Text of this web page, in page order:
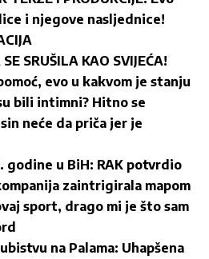
i njegove nasljednice!
SRUŠILA KAO SVIJEĆA!
evo u kakvom je stanju
bili intimni? Hitno se
neće da priča jer je
godine u BiH: RAK potvrdio
zaintrigirala mapom
sport, drago mi je što sam
na Palama: Uhapšena